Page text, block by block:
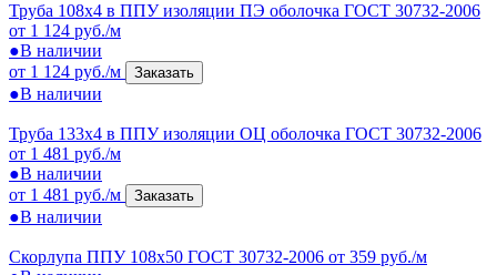
Труба 108х4 в ППУ изоляции ПЭ оболочка ГОСТ 30732-2006
от 1 124 руб./м
●В наличии
от 1 124 руб./м
Заказать
●В наличии
Труба 133х4 в ППУ изоляции ОЦ оболочка ГОСТ 30732-2006
от 1 481 руб./м
●В наличии
от 1 481 руб./м
Заказать
●В наличии
Скорлупа ППУ 108x50 ГОСТ 30732-2006 от 359 руб./м